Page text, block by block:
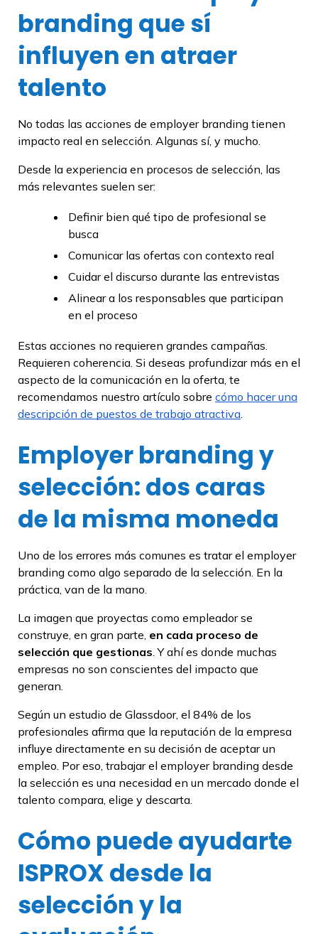
branding que sí
influyen en atraer
talento
No todas las acciones de employer branding tienen
impacto real en selección. Algunas sí, y mucho.
Desde la experiencia en procesos de selección, las
más relevantes suelen ser:
Definir bien qué tipo de profesional se
busca
Comunicar las ofertas con contexto real
Cuidar el discurso durante las entrevistas
Alinear a los responsables que participan
en el proceso
Estas acciones no requieren grandes campañas.
Requieren coherencia. Si deseas profundizar más en el
aspecto de la comunicación en la oferta, te
recomendamos nuestro artículo sobre cómo hacer una
descripción de puestos de trabajo atractiva
Employer branding y
selección: dos caras
de la misma moneda
Uno de los errores más comunes es tratar el employer
branding como algo separado de la selección. En la
práctica, van de la mano.
La imagen que proyectas como empleador se
construye, en gran parte, en cada proceso de
selección que gestionas . Y ahí es donde muchas
empresas no son conscientes del impacto que
generan.
Según un estudio de Glassdoor, el 84% de los
profesionales afirma que la reputación de la empresa
influye directamente en su decisión de aceptar un
empleo. Por eso, trabajar el employer branding desde
la selección es una necesidad en un mercado donde el
talento compara, elige y descarta.
Cómo puede ayudarte
ISPROX desde la
selección y la